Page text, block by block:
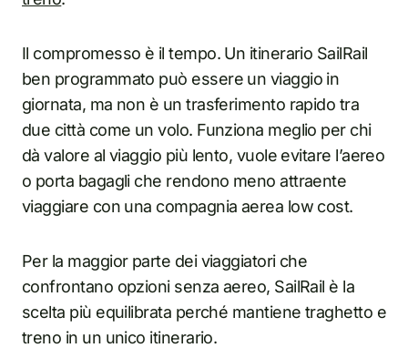
Il compromesso è il tempo. Un itinerario SailRail
ben programmato può essere un viaggio in
giornata, ma non è un trasferimento rapido tra
due città come un volo. Funziona meglio per chi
dà valore al viaggio più lento, vuole evitare l’aereo
o porta bagagli che rendono meno attraente
viaggiare con una compagnia aerea low cost.
Per la maggior parte dei viaggiatori che
confrontano opzioni senza aereo, SailRail è la
scelta più equilibrata perché mantiene traghetto e
treno in un unico itinerario.